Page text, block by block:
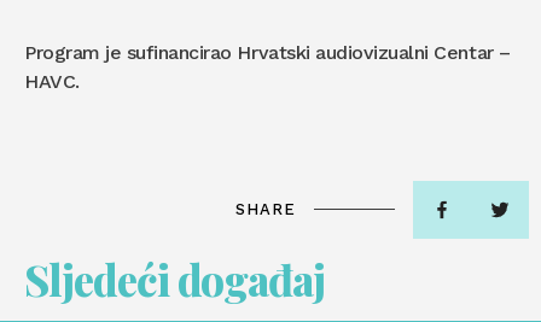
Program je sufinancirao Hrvatski audiovizualni Centar –
HAVC.
SHARE
Sljedeći događaj